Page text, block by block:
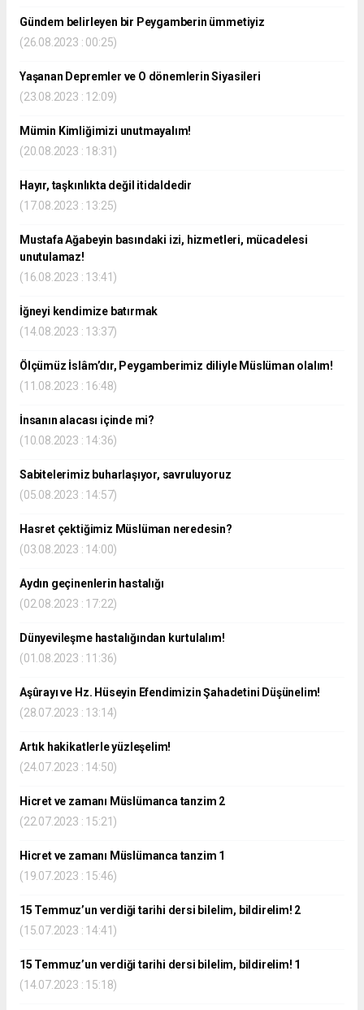
Gündem belirleyen bir Peygamberin ümmetiyiz
(26.08.2023 : 00:25)
Yaşanan Depremler ve O dönemlerin Siyasileri
(23.08.2023 : 12:09)
Mümin Kimliğimizi unutmayalım!
(20.08.2023 : 18:31)
Hayır, taşkınlıkta değil itidaldedir
(17.08.2023 : 13:25)
Mustafa Ağabeyin basındaki izi, hizmetleri, mücadelesi
unutulamaz!
(16.08.2023 : 13:41)
İğneyi kendimize batırmak
(14.08.2023 : 13:37)
Ölçümüz İslâm’dır, Peygamberimiz diliyle Müslüman olalım!
(11.08.2023 : 16:48)
İnsanın alacası içinde mi?
(10.08.2023 : 14:36)
Sabitelerimiz buharlaşıyor, savruluyoruz
(05.08.2023 : 14:57)
Hasret çektiğimiz Müslüman neredesin?
(03.08.2023 : 14:00)
Aydın geçinenlerin hastalığı
(02.08.2023 : 17:22)
Dünyevileşme hastalığından kurtulalım!
(01.08.2023 : 11:36)
Aşûrayı ve Hz. Hüseyin Efendimizin Şahadetini Düşünelim!
(28.07.2023 : 13:14)
Artık hakikatlerle yüzleşelim!
(24.07.2023 : 14:50)
Hicret ve zamanı Müslümanca tanzim 2
(22.07.2023 : 15:21)
Hicret ve zamanı Müslümanca tanzim 1
(19.07.2023 : 15:46)
15 Temmuz’un verdiği tarihi dersi bilelim, bildirelim! 2
(15.07.2023 : 14:41)
15 Temmuz’un verdiği tarihi dersi bilelim, bildirelim! 1
(14.07.2023 : 15:18)